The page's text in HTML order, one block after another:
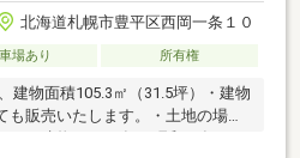
北海道札幌市豊平区西岡一条１０
場あり 所有権
建物面積105.3㎡（31.5坪）・建物
も販売いたします。・土地の場合